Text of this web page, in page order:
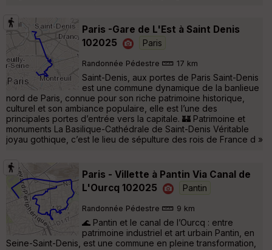
Paris -Gare de L'Est à Saint Denis
102025
Paris
Randonnée Pédestre 17 km
Saint-Denis, aux portes de Paris Saint-Denis
est une commune dynamique de la banlieue
nord de Paris, connue pour son riche patrimoine historique,
culturel et son ambiance populaire, elle est l’une des
principales portes d’entrée vers la capitale. 🏰 Patrimoine et
monuments La Basilique-Cathédrale de Saint-Denis Véritable
joyau gothique, c’est le lieu de sépulture des rois de France d »
Paris - Villette à Pantin Via Canal de
L'Ourcq 102025
Pantin
Randonnée Pédestre 9 km
🌊 Pantin et le canal de l’Ourcq : entre
patrimoine industriel et art urbain Pantin, en
Seine-Saint-Denis, est une commune en pleine transformation,